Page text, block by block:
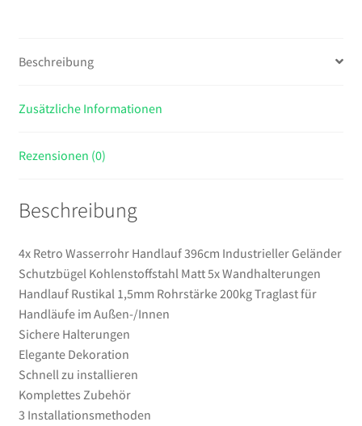
5x
Handlauf
1,5mm
Traglast
für
Handläufe
im
Außen-/Innen
Menge
Beschreibung
Zusätzliche Informationen
Rezensionen (0)
Beschreibung
4x Retro Wasserrohr Handlauf 396cm Industrieller Geländer
Schutzbügel ​Kohlenstoffstahl Matt 5x Wandhalterungen
Handlauf Rustikal 1,5mm Rohrstärke 200kg Traglast ​für
Handläufe im Außen-/Innen
Sichere Halterungen
Elegante Dekoration
Schnell zu installieren
Komplettes Zubehör
3 Installationsmethoden